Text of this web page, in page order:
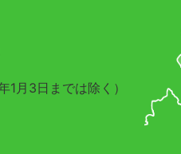
1月3日までは除く）